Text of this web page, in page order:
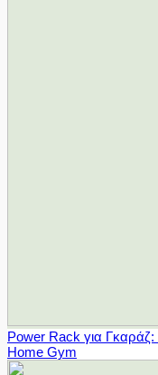
Power Rack για Γκαράζ:
Home Gym